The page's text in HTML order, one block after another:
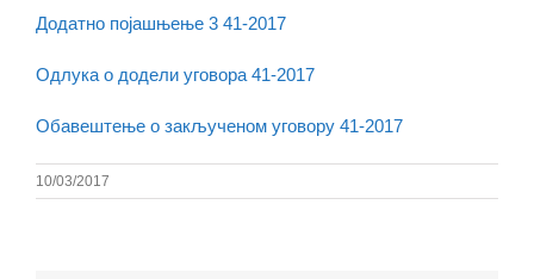
Додатно појашњење 3 41-2017
Одлука о додели уговора 41-2017
Обавештење о закљученом уговору 41-2017
10/03/2017